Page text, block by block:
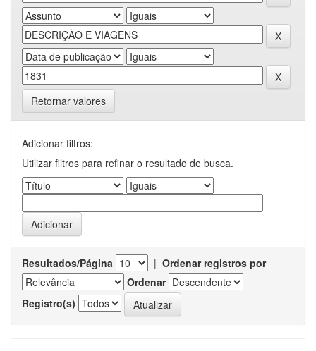
Retornar valores
Adicionar filtros:
Utilizar filtros para refinar o resultado de busca.
Resultados/Página | Ordenar registros por
Ordenar
Registro(s)